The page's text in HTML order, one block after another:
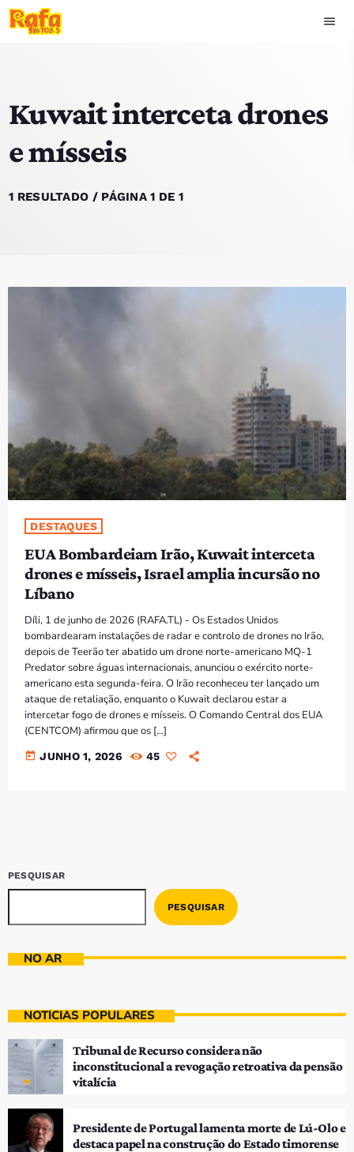
menu
play_arrow OUVIR RAFA
HOME
EVENTOS
CONTACTOS
PORTUGUÊS
PORTUGUÊS
PRÓXIMOS PROGRAMAS
Kuwait interceta drones
e mísseis
1 RESULTADO / PÁGINA 1 DE 1
DESTAQUES
EUA Bombardeiam Irão, Kuwait interceta
drones e mísseis, Israel amplia incursão no
Líbano
Díli, 1 de junho de 2026 (RAFA.TL) - Os Estados Unidos
bombardearam instalações de radar e controlo de drones no Irão,
depois de Teerão ter abatido um drone norte-americano MQ-1
Predator sobre águas internacionais, anunciou o exército norte-
americano esta segunda-feira. O Irão reconheceu ter lançado um
ataque de retaliação, enquanto o Kuwait declarou estar a
intercetar fogo de drones e mísseis. O Comando Central dos EUA
(CENTCOM) afirmou que os […]
today JUNHO 1, 2026 45
PESQUISAR
PESQUISAR
NO AR
NOTÍCIAS POPULARES
Tribunal de Recurso considera não
inconstitucional a revogação retroativa da pensão
vitalícia
Presidente de Portugal lamenta morte de Lú-Olo e
destaca papel na construção do Estado timorense